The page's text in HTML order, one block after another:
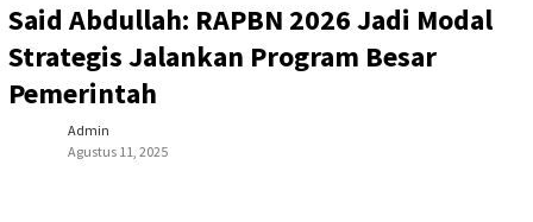
Said Abdullah: RAPBN 2026 Jadi Modal
Strategis Jalankan Program Besar
Pemerintah
Admin
Agustus 11, 2025